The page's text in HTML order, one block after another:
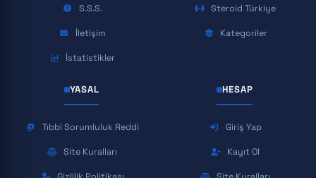
S.S.S.
İletişim
İstatistikler
Steroid Türkiye
Kategoriler
YASAL
Tıbbi Sorumluluk Reddi
Site Kuralları
HESAP
Giriş Yap
Kayıt Ol